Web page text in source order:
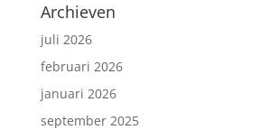
Archieven
juli 2026
februari 2026
januari 2026
september 2025